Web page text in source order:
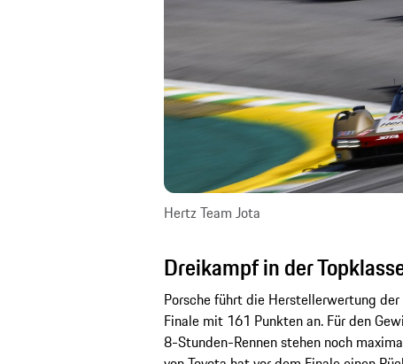
Hertz Team Jota
Dreikampf in der
Porsche führt die Herstellerwertung
Finale mit 161 Punkten an. Für den
8-Stunden-Rennen stehen noch